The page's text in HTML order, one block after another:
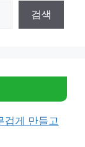
검색
겁게 만들고